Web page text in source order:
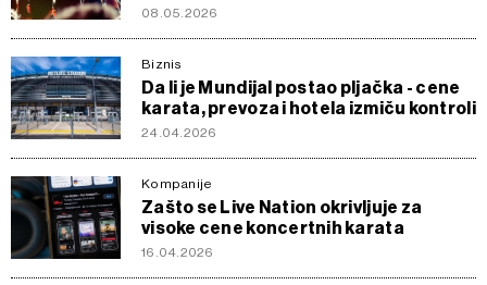
08.05.2026
Biznis
Da li je Mundijal postao pljačka - cene
karata, prevoza i hotela izmiču kontroli
24.04.2026
Kompanije
Zašto se Live Nation okrivljuje za
visoke cene koncertnih karata
16.04.2026